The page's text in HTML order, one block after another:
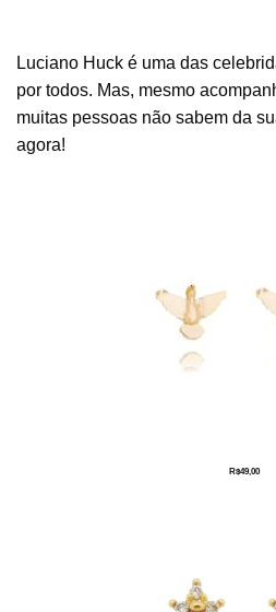
Luciano Huck é uma das
por todos. Mas, mesmo
muitas pessoas não sabem da
agora!
R$49,00